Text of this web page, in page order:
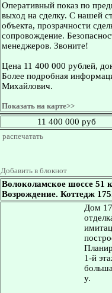
Оперативный показ по
выход на сделку. С нашей
объекта, прозрачности
сопровождение.
менеджеров. Звоните!
Цена 11 400 000 рублей,
Более подробная
Михайлович.
Показать на карте>>
11 400 000 руб
распечатать
Добавить в блокнот
Волоколамское шоссе
Возрождение. Коттедж
Дом
1-й
у.